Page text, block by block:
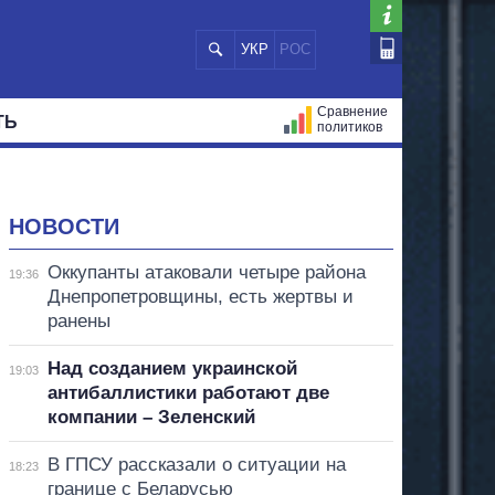
УКР РОС
Сравнение
политиков
НОВОСТИ
19:36
Оккупанты атаковали четыре района
Днепропетровщины, есть жертвы и
ранены
19:03
Над созданием украинской
антибаллистики работают две
компании – Зеленский
18:23
В ГПСУ рассказали о ситуации на
границе с Беларусью